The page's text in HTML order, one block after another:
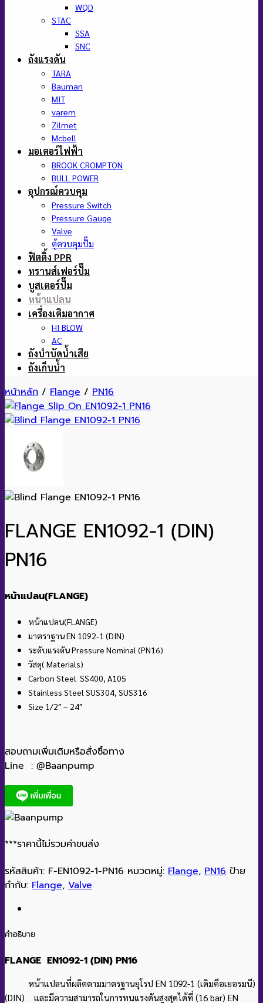
WQD
STAC
SSA
SNC
ถังแรงดัน
TARA
Bauman
MIT
varem
Zilmet
Mcbell
มอเตอร์ไฟฟ้า
BROOK CROMPTON
BULL POWER
อุปกรณ์ควบคุม
Pressure Switch
Pressure Gauge
Valve
ตู้ควบคุมปั๊ม
ฟิตติ้ง PPR
ทรานส์เฟอร์ปั๊ม
บูสเตอร์ปั๊ม
หน้าแปลน
เครื่องเติมอากาศ
HI BLOW
AC
ถังบำบัดน้ำเสีย
ถังเก็บน้ำ
หน้าหลัก / Flange / PN16
FLANGE EN1092-1 (DIN)
PN16
หน้าแปลน(FLANGE)
หน้าแปลน(FLANGE)
มาตราฐาน EN 1092-1 (DIN)
ระดับแรงดัน Pressure Nominal (PN16)
วัสดุ( Materials)
Carbon Steel SS400, A105
Stainless Steel SUS304, SUS316
Size 1/2″ – 24″
สอบถามเพิ่มเติมหรือสั่งซื้อทาง
Line : @Baanpump
***ราคานี้ไม่รวมค่าขนส่ง
รหัสสินค้า: F-EN1092-1-PN16 หมวดหมู่: Flange, PN16 ป้าย
กำกับ: Flange, Valve
คำอธิบาย
FLANGE EN1092-1 (DIN) PN16
หน้าแปลนที่ผลิตตามมาตรฐานยุโรป EN 1092-1 (เดิมคือเยอรมนี)
(DIN) และมีความสามารถในการทนแรงดันสูงสุดได้ที่ (16 bar) EN